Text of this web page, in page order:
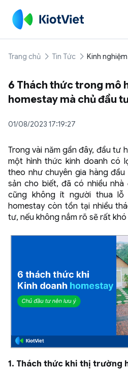
Trang chủ Tin Tức Kinh
6 Thách thức trong mô
homestay mà chủ đầu
01/08/2023 17:19:27
Trong vài năm gần đây, đầu tư
một hình thức kinh doanh có
theo như chuyên gia hàng
sản cho biết, đã có nhiều
cũng không ít người thua
homestay còn tồn tại nhiều
tư, nếu không nắm rõ sẽ rất
1. Thách thức khi thị trường